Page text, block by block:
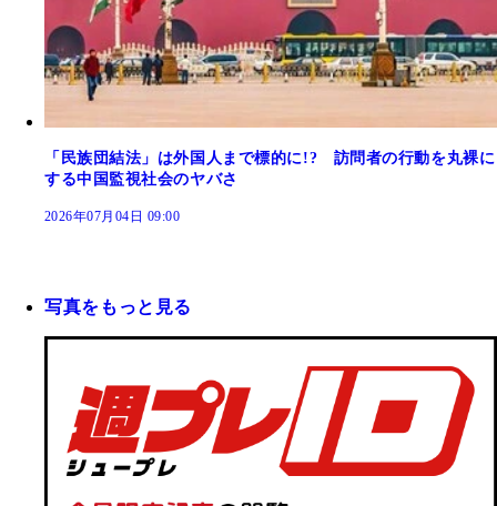
「民族団結法」は外国人まで標的に!? 訪問者の行動を丸裸に
する中国監視社会のヤバさ
2026年07月04日 09:00
写真をもっと見る